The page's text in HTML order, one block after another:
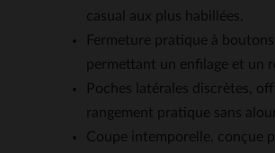
casual aux plus habillées.
Fermeture pratique à
permettant un enfilage et un
Poches latérales discrètes,
rangement pratique sans
Coupe intemporelle, conçue